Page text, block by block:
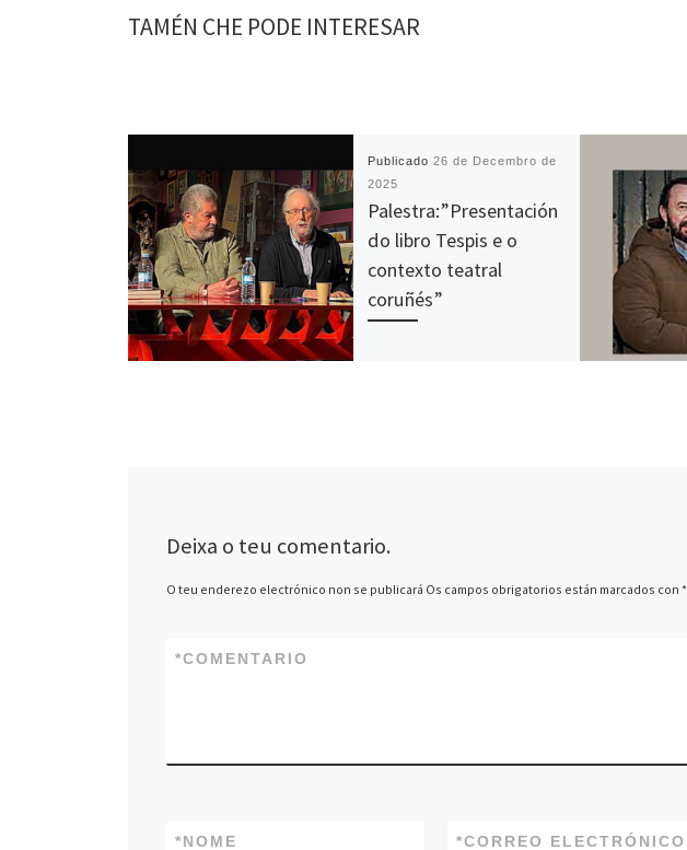
TAMÉN CHE PODE INTERESAR
Publicado26 de Decembro de
2025
Palestra:”Presentación
do libro Tespis e o
contexto teatral
coruñés”
Deixa o teu comentario.
O teu enderezo electrónico non se publicará Os campos obrigatorios están marcados con*
COMENTARIO
*
NOME
* CORREO ELECTRÓNICO
*